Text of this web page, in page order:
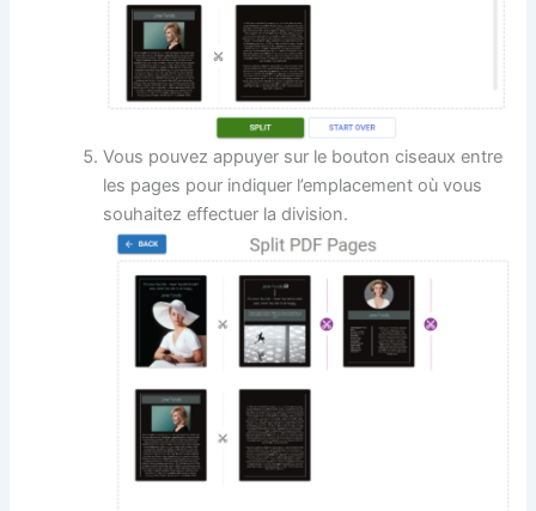
Vous pouvez appuyer sur le bouton ciseaux entre
les pages pour indiquer l’emplacement où vous
souhaitez effectuer la division.